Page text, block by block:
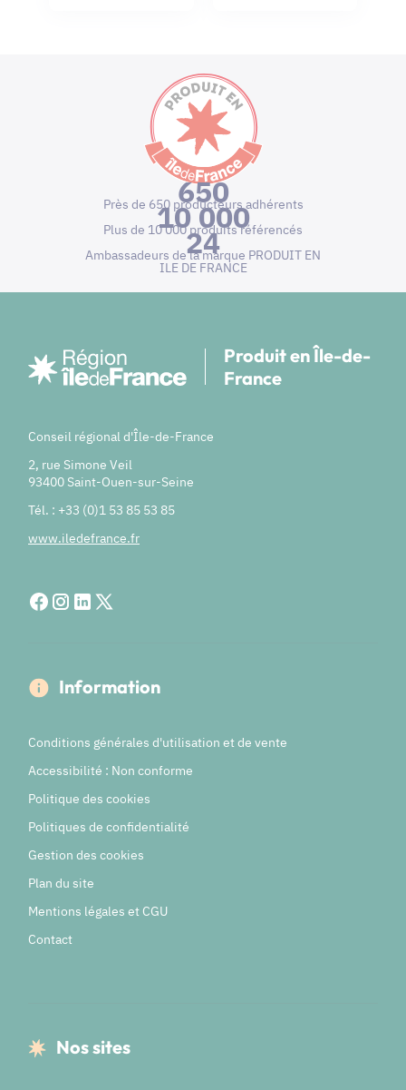
650
Près de 650 producteurs adhérents
10 000
Plus de 10 000 produits référencés
24
Ambassadeurs de la marque PRODUIT EN
ILE DE FRANCE
Produit en Île-de-
France
Conseil régional d'Île-de-France
2, rue Simone Veil
93400 Saint-Ouen-sur-Seine
Tél. : +33 (0)1 53 85 53 85
www.iledefrance.fr
Information
Conditions générales d'utilisation et de vente
Accessibilité : Non conforme
Politique des cookies
Politiques de confidentialité
Gestion des cookies
Plan du site
Mentions légales et CGU
Contact
Nos sites